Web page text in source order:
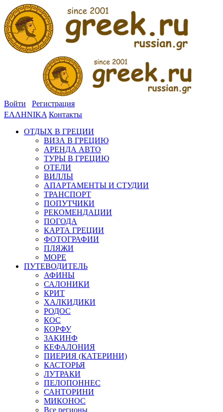
Войти
Регистрация
ΕΛΛΗΝΙΚΑ Контакты
ОТДЫХ В ГРЕЦИИ
ВИЗА В ГРЕЦИЮ
АРЕНДА АВТО
ТУРЫ В ГРЕЦИЮ
ОТЕЛИ
ВИЛЛЫ
АПАРТАМЕНТЫ И СТУДИИ
ТРАНСПОРТ
ПОПУТЧИКИ
РЕКОМЕНДАЦИИ
ПОГОДА
КАРТА ГРЕЦИИ
ФОТОГРАФИИ
ПЛЯЖИ
МОРЕ
ПУТЕВОДИТЕЛЬ
АФИНЫ
САЛОНИКИ
КРИТ
ХАЛКИДИКИ
РОДОС
КОС
КОРФУ
ЗАКИНФ
КЕФАЛОНИЯ
ПИЕРИЯ (КАТЕРИНИ)
КАСТОРЬЯ
ЛУТРАКИ
ПЕЛОПОННЕС
САНТОРИНИ
МИКОНОС
Все регионы